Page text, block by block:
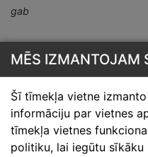
gab
Skārdnieks M
MĒS IZMANTOJAM
Šī tīmekļa vietne
informāciju par vietnes
tīmekļa vietnes
politiku, lai iegūtu sīkāku